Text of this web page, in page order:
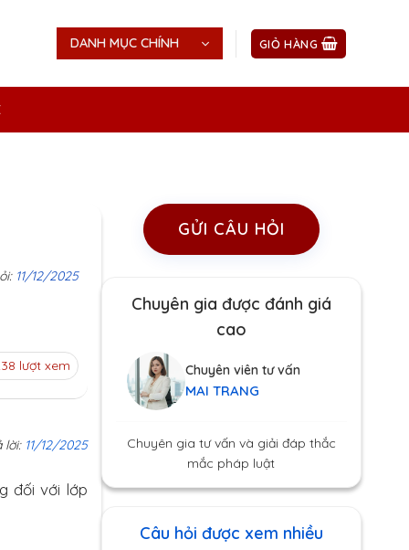
DANH MỤC CHÍNH GIỎ HÀNG
11/12/2025
lượt xem
lời: 11/12/2025
đối với lớp
GỬI CÂU HỎI
Chuyên gia được đánh giá
cao
Chuyên viên tư vấn
MAI TRANG
Chuyên gia tư vấn và giải đáp thắc
mắc pháp luật
Câu hỏi được xem nhiều